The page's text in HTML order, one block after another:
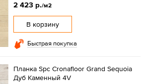
2 423 р./м2
В корзину
Быстрая покупка
Планка Spc Cronafloor Grand Sequoia
Дуб Каменный 4V